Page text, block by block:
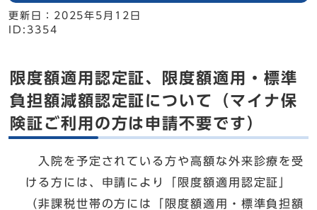
更新日： 2025年5月12日
ID:3354
限度額適用認定証、限度額適用・標準
負担額減額認定証について（マイナ保
険証ご利用の方は申請不要です）
入院を予定されている方や高額な外来診療を受
ける方には、申請により「限度額適用認定証」
（非課税世帯の方には「限度額適用・標準負担額